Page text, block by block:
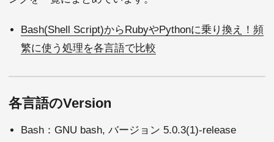
Bash(Shell Script)からRubyやPythonに乗り換え！頻
繁に使う処理を各言語で比較
各言語のVersion
Bash：GNU bash, バージョン 5.0.3(1)-release